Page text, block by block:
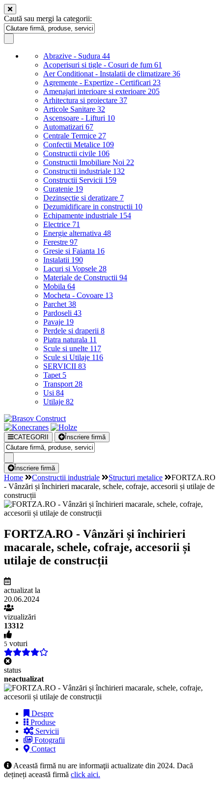
Caută sau mergi la categorii:
Abrazive - Sudura 44
Acoperisuri si tigle - Cosuri de fum 61
Aer Conditionat - Instalatii de climatizare 36
Agremente - Expertize - Certificari 23
Amenajari interioare si exterioare 205
Arhitectura si proiectare 37
Articole Sanitare 32
Ascensoare - Lifturi 10
Automatizari 67
Centrale Termice 27
Confectii Metalice 109
Constructii civile 106
Constructii Imobiliare Noi 22
Constructii industriale 132
Constructii Servicii 159
Curatenie 19
Dezinsectie si deratizare 7
Dezumidificare in constructii 10
Echipamente industriale 154
Electrice 71
Energie alternativa 48
Ferestre 97
Gresie si Faianta 16
Instalatii 190
Lacuri si Vopsele 28
Materiale de Constructii 94
Mobila 64
Mocheta - Covoare 13
Parchet 38
Pardoseli 43
Pavaje 19
Perdele si draperii 8
Piatra naturala 11
Scule si unelte 117
Scule si Utilaje 116
SERVICII 83
Tapet 5
Transport 28
Usi 84
Utilaje 82
CATEGORII Înscriere firmă
Înscriere firmă
Home Constructii industriale Structuri metalice
FORTZA.RO
- Vânzări și închirieri macarale, schele, cofraje, accesorii și utilaje de
construcții
FORTZA.RO - Vânzări și închirieri
macarale, schele, cofraje, accesorii și
utilaje de construcții
actualizat la
20.06.2024
vizualizări
13312
5 voturi
status
neactualizat
Despre
Produse
Servicii
Fotografii
Contact
Această firmă nu are informaţii actualizate din 2024. Dacă
dețineți această firmă click aici.